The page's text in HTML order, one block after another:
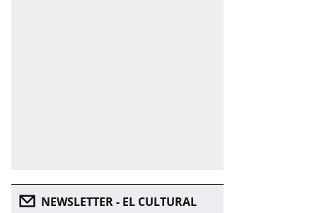
NEWSLETTER - EL CULTURAL